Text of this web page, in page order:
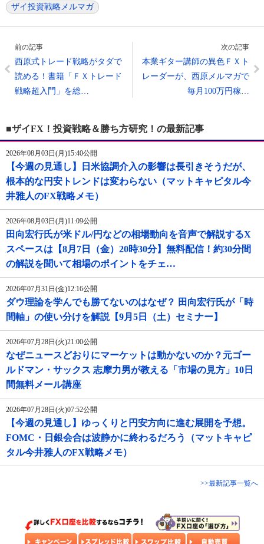
ザイ投資戦略メルマガ
前の記事
西原式トレード戦略がタダで
読める！書籍「ＦＸトレード
戦略超入門」を総…
次の記事
本業ギター講師の異色ＦＸト
レーダーが、西原メルマガで
毎月100万円稼…
■ザイFX！投資戦略＆勝ち方研究！の最新記事
2026年08月03日(月)15:40公開
【今週の見通し】日米協調介入の影響は長引きそうだが、
根本的な円安トレンドは変わらない（マットキャピタル今
井雅人のFX戦略メモ）
2026年08月03日(月)11:09公開
田向宏行氏が米ドル/円などの相場動向を音声で解説するX
スペースは【8月7日（金）20時30分】無料配信！約30分間
の解説を聞いて相場のポイントをチェ…
2026年07月31日(金)12:16公開
ダウ理論を学んでも勝てないのはなぜ？ 田向宏行氏が「時
間軸」の使い分けを解説【9月5日（土）セミナー】
2026年07月28日(火)21:00公開
なぜニュースどおりにマーケットは動かないのか？元ゴー
ルドマン・サックス 志摩力男が教える「市場の見方」10日
間無料メール講座
2026年07月28日(火)07:52公開
【今週の見通し】ゆっくりと円安方向に進む展開を予想。
FOMC・日銀会合は波静かに終わるだろう（マットキャピ
タル今井雅人のFX戦略メモ）
>>最新記事一覧へ